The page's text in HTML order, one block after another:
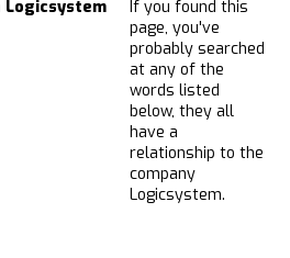
Logicsystem
If you found this
page, you've
probably searched
at any of the
words listed
below, they all
have a
relationshipto the
company
Logicsystem.